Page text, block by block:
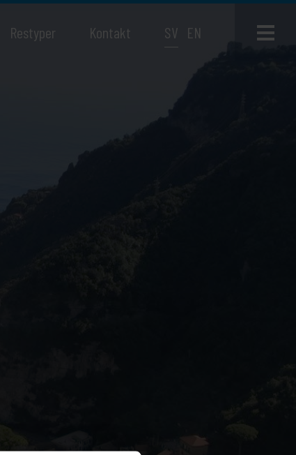
Restyper Kontakt SV EN